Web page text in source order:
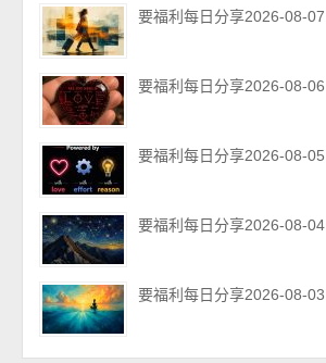
要福利每日分享2026-08-07
要福利每日分享2026-08-06
要福利每日分享2026-08-05
要福利每日分享2026-08-04
要福利每日分享2026-08-03